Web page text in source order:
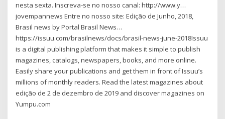
nesta sexta. Inscreva-se no nosso canal: http://www.y…
jovempannews Entre no nosso site: Edição de Junho, 2018,
Brasil news by Portal Brasil News…
https://issuu.com/brasilnews/docs/brasil-news-june-2018Issuu
is a digital publishing platform that makes it simple to publish
magazines, catalogs, newspapers, books, and more online.
Easily share your publications and get them in front of Issuu’s
millions of monthly readers. Read the latest magazines about
edição de 2 de dezembro de 2019 and discover magazines on
Yumpu.com